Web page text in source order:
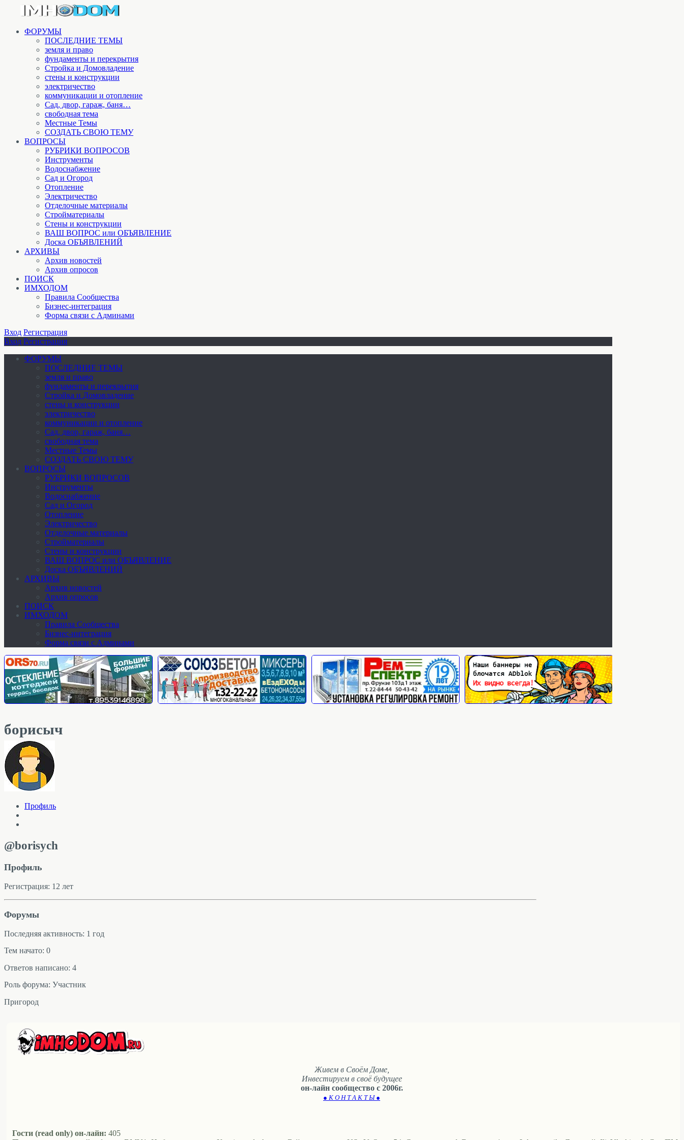
ФОРУМЫ
ПОСЛЕДНИЕ ТЕМЫ
земля и право
фундаменты и перекрытия
Стройка и Домовладение
стены и конструкции
электричество
коммуникации и отопление
Cад, двор, гараж, баня…
свободная тема
Местные Темы
СОЗДАТЬ СВОЮ ТЕМУ
ВОПРОСЫ
РУБРИКИ ВОПРОСОВ
Инструменты
Водоснабжение
Сад и Огород
Отопление
Электричество
Отделочные материалы
Стройматериалы
Стены и конструкции
ВАШ ВОПРОС или ОБЪЯВЛЕНИЕ
Доска ОБЪЯВЛЕНИЙ
АРХИВЫ
Архив новостей
Архив опросов
ПОИСК
ИМХОДОМ
Правила Сообщества
Бизнес-интеграция
Форма связи с Админами
Вход Регистрация
Вход Регистрация
ФОРУМЫ
ПОСЛЕДНИЕ ТЕМЫ
земля и право
фундаменты и перекрытия
Стройка и Домовладение
стены и конструкции
электричество
коммуникации и отопление
Cад, двор, гараж, баня…
свободная тема
Местные Темы
СОЗДАТЬ СВОЮ ТЕМУ
ВОПРОСЫ
РУБРИКИ ВОПРОСОВ
Инструменты
Водоснабжение
Сад и Огород
Отопление
Электричество
Отделочные материалы
Стройматериалы
Стены и конструкции
ВАШ ВОПРОС или ОБЪЯВЛЕНИЕ
Доска ОБЪЯВЛЕНИЙ
АРХИВЫ
Архив новостей
Архив опросов
ПОИСК
ИМХОДОМ
Правила Сообщества
Бизнес-интеграция
Форма связи с Админами
борисыч
Профиль
@borisych
Профиль
Регистрация: 12 лет
Форумы
Последняя активность: 1 год
Тем начато: 0
Ответов написано: 4
Роль форума: Участник
Пригород
Живем в Своём Доме,
Инвестируем в своё будущее
он-лайн сообщество с 2006г.
● К О Н Т А К Т Ы ●
Гости (read only) он-лайн: 405